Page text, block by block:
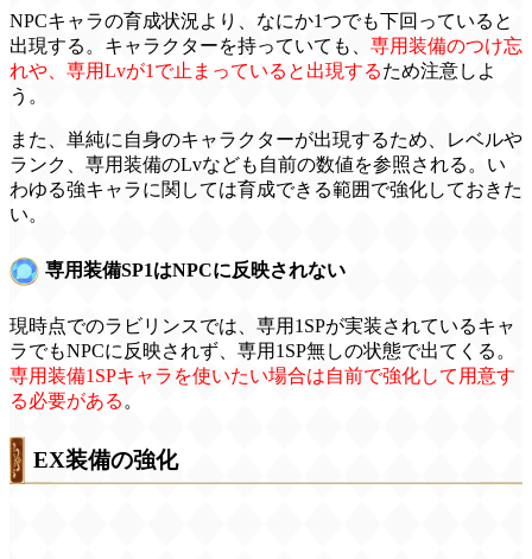
NPCキャラの育成状況より、なにか1つでも下回っていると
出現する。キャラクターを持っていても、 専用装備のつけ忘
れや、専用Lvが1で止まっていると出現するため注意しよ
う。
また、単純に自身のキャラクターが出現するため、レベルや
ランク、専用装備のLvなども自前の数値を参照される。い
わゆる強キャラに関しては育成できる範囲で強化しておきた
い。
専用装備SP1はNPCに反映されない
現時点でのラビリンスでは、専用1SPが実装されているキャ
ラでもNPCに反映されず、専用1SP無しの状態で出てくる。
専用装備1SPキャラを使いたい場合は自前で強化して用意す
る必要がある 。
EX装備の強化